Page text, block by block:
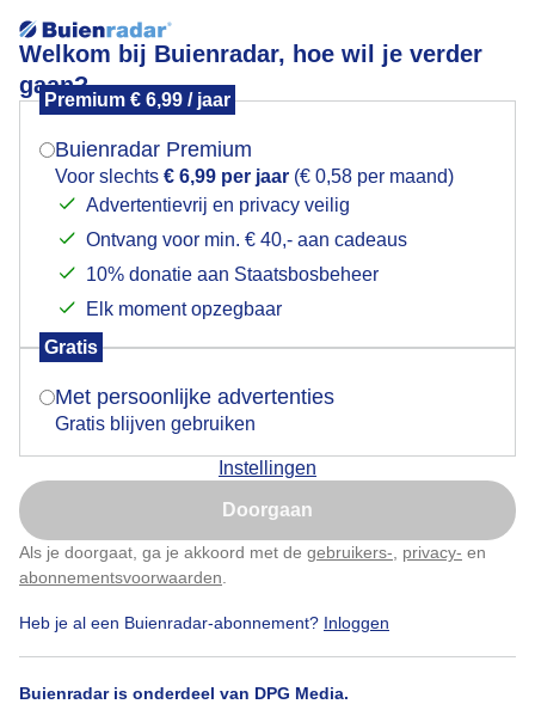
Welkom bij Buienradar, hoe wil je verder
gaan?
Premium € 6,99 / jaar
Buienradar Premium
Voor slechts € 6,99 per jaar (€ 0,58 per maand)
Advertentievrij en privacy veilig
Ontvang voor min. € 40,- aan cadeaus
10% donatie aan Staatsbosbeheer
Elk moment opzegbaar
Gratis
Met persoonlijke advertenties
Gratis blijven gebruiken
Instellingen
Doorgaan
Als je doorgaat, ga je akkoord met de gebruikers- privacy- en
abonnementsvoorwaarden
Heb je al een Buienradar-abonnement? Inloggen
Buienradar is onderdeel van DPG Media.
Zonsopkomst Markermeer
Door: Ger Zandbergen Gemaakt: 16-05-2026, 35x bekeken
Zon Wolken Zonsopkomst
Mogen we je locatie gebruiken voor het
Indien je hier nog geen akkoord op hebt gegeven,
verschijnt er zo een pop-up uit je browser waarin
Is goed, toon de popup
Nu niet, misschien later
Klik hierom dit aan te passen